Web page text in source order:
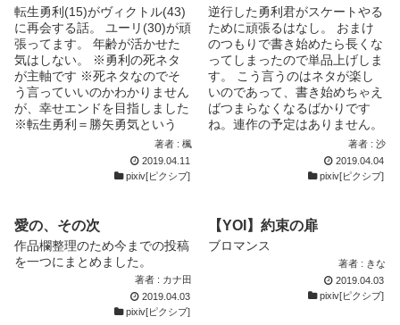
転生勇利(15)がヴィクトル(43)
に再会する話。 ユーリ(30)が頑
張ってます。 年齢が活かせた
気はしない。 ※勇利の死ネタ
が主軸です ※死ネタなのでそ
う言っていいのかわかりません
が、幸せエンドを目指しました
※転生勇利＝勝矢勇気という
著者 : 楓
2019.04.11
pixiv[ピクシブ]
逆行した勇利君がスケートやる
ために頑張るはなし。 おまけ
のつもりで書き始めたら長くな
ってしまったので単品上げしま
す。 こう言うのはネタが楽し
いのであって、書き始めちゃえ
ばつまらなくなるばかりです
ね。連作の予定はありません。
著者 : 沙
2019.04.04
pixiv[ピクシブ]
愛の、その次
作品欄整理のため今までの投稿
を一つにまとめました。
著者 : カナ田
2019.04.03
pixiv[ピクシブ]
【YOI】約束の扉
ブロマンス
著者 : きな
2019.04.03
pixiv[ピクシブ]